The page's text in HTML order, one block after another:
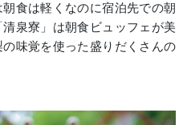
食は軽くなのに宿泊先での朝
泉寮」は朝食ビュッフェが美
味覚を使った盛りだくさんの